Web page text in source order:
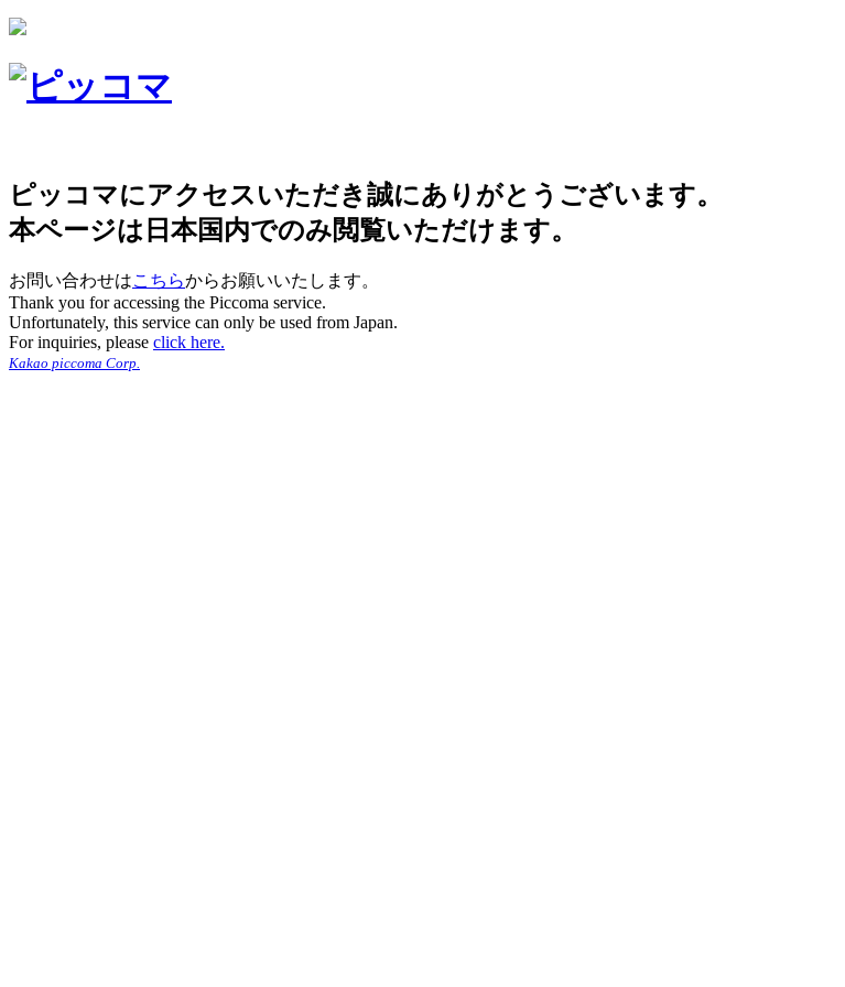
ピッコマにアクセスいただき誠にありがとうございます。
本ページは日本国内でのみ閲覧いただけます。
お問い合わせはこちらからお願いいたします。
Thank you for accessing the Piccoma service.
Unfortunately, this service can only be used from Japan.
For inquiries, please click here.
Kakao piccoma Corp.